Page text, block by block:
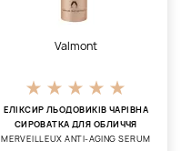
Valmont
ЕЛІКСИР ЛЬОДОВИКІВ ЧАРІВНА
СИРОВАТКА ДЛЯ ОБЛИЧЧЯ
MERVEILLEUX ANTI-AGING SERUM